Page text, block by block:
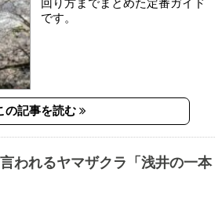
回り方までまとめた定番ガイド
です。
の記事を読む
われるヤマザクラ「浅井の一本